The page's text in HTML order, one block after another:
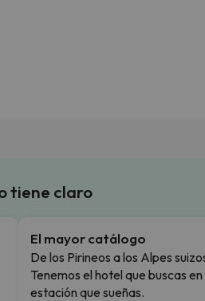
tiene claro
El mayor catálogo
De los Pirineos a los Alpes
Tenemos el hotel que buscas en
estación que sueñas.